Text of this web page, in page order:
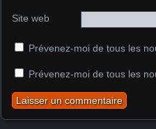
Site web
Prévenez-moi de tous les
Prévenez-moi de tous les